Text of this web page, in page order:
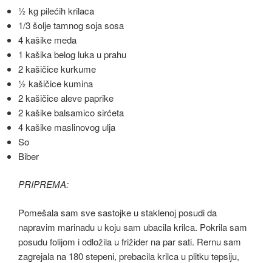
½ kg pilećih krilaca
1/3 šolje tamnog soja sosa
4 kašike meda
1 kašika belog luka u prahu
2 kašičice kurkume
½ kašičice kumina
2 kašičice aleve paprike
2 kašike balsamico sirćeta
4 kašike maslinovog ulja
So
Biber
PRIPREMA:
Pomešala sam sve sastojke u staklenoj posudi da
napravim marinadu u koju sam ubacila krilca. Pokrila sam
posudu folijom i odložila u frižider na par sati. Rernu sam
zagrejala na 180 stepeni, prebacila krilca u plitku tepsiju,